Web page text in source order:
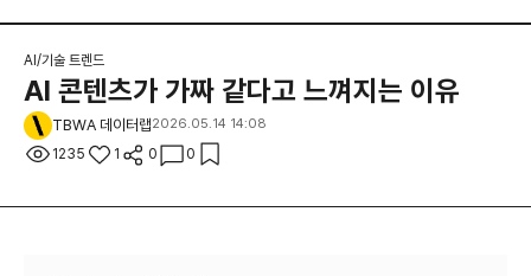
AI/기술 트렌드
AI 콘텐츠가 가짜 같다고 느껴지는 이유
TBWA 데이터랩2026.05.14 14:08
1235 1 0 0